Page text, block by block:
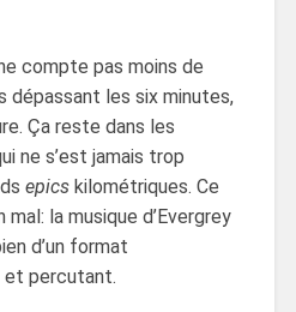
compte pas moins de
dépassant les six minutes,
Ça reste dans les
ne s’est jamais trop
epicskilométriques. Ce
la musique d’Evergrey
d’un format
et percutant.